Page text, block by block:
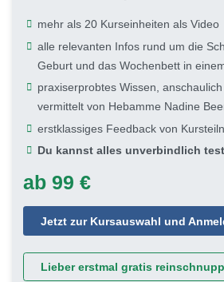
mehr als 20 Kurseinheiten als Video
alle relevanten Infos rund um die
Geburt und das Wochenbett in
praxiserprobtes Wissen,
vermittelt von Hebamme Nadine
erstklassiges Feedback von
Du kannst alles unverbindlich
ab 99 €
Jetzt zur Kursauswahl und
Lieber erstmal gratis